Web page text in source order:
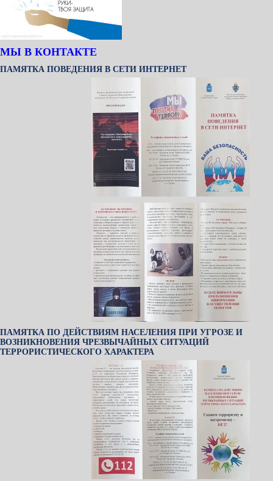
МЫ В КОНТАКТЕ
ПАМЯТКА ПОВЕДЕНИЯ В СЕТИ ИНТЕРНЕТ
ПАМЯТКА ПО ДЕЙСТВИЯМ НАСЕЛЕНИЯ ПРИ УГРОЗЕ И
ВОЗНИКНОВЕНИЯ ЧРЕЗВЫЧАЙНЫХ СИТУАЦИЙ
ТЕРРОРИСТИЧЕСКОГО ХАРАКТЕРА